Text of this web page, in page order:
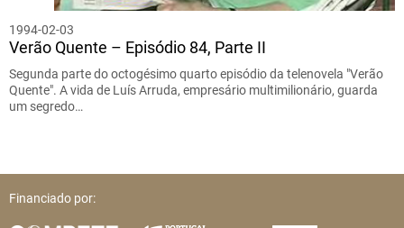
1994-02-03
Verão Quente – Episódio 84, Parte II
Segunda parte do octogésimo quarto episódio da telenovela "Verão
Quente". A vida de Luís Arruda, empresário multimilionário, guarda
um segredo…
Financiado por: